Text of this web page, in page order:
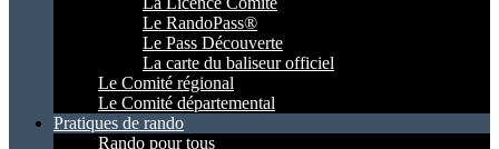
Le RandoPass®
Le Pass Découverte
La carte du baliseur officiel
Le Comité régional
Le Comité départemental
Pratiques de rando
Rando pour tous